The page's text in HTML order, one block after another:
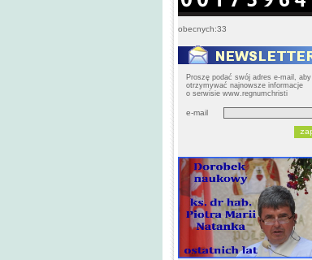
obecnych:33
Proszę podać swój adres e-mail, aby
otrzymywać najnowsze informacje
o serwisie www.regnumchristi
e-mail